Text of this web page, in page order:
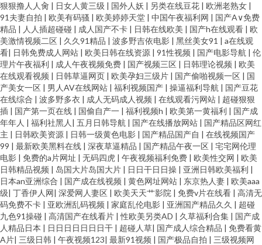
狠狠撸人人肏 | 日女人黄三级 | 国外人妖 | 另类在线豆花 | 欧洲老熟女 |
91夫妻自拍 | 欧美有码骚 | 欧美婷婷天堂 | 中国午夜福利网 | 国产A∨免费
精品 | 人人插超碰碰 | 成人国产不卡 | 日韩在线欧美 | 国产h在线观看 | 欧
美激情视频二区 | 久久91精品 | 波多野吉依电影 | 黑丝美女91 | a在线观
看| 日韩免费成人网站 | 欧美日韩在线资源 | 91性视频 | 国产电影导航 | 伦
理片午夜福利 | 成人午夜视频免费 | 国产视频三区 | 日韩理论视频 | 欧美
在线观看视频 | 日韩草逼网页 | 欧美孕妇三级片 | 国产偷啪视频一区 | 国
产美女一区 | 男人AV在线网站 | 福利视频国产 | 操逼福利导航 | 国产豆花
在线综合 | 波多野多衣 | 成人无码成人视频 | 在线观看污网站 | 超碰狠狠
插 | 国产第一页在线 | 国偷自产一 | 福利视频h | 欧美第一黄福利 | 国产成
年年人 | 福利社黑人 | 五月日韩导航 | 国产在线播放网站 | 国产精品区网红
主 | 日韩欧美资源 | 日韩一级黄色电影 | 国产精品国产自 | 在线视频国产
99 | 最新欧美黑料在线 | 深夜草逼精品 | 国产精品午夜一区 | 宅宅网伦理
电影 | 免费的a片网址 | 无码四虎 | 午夜视频福利免费 | 欧美性交网 | 欧美
日韩精品视频 | 岛国大片岛国大片 | 日日干日日操 | 亚洲日韩欧美福利 |
日本an亚洲综合 | 国产成在线视频 | 黄色网址网站 | 东京热人妻 | 欧美aaa
级| 丁香伊人网| 深爱网人妻区 | 欧美天天艹影院 | 免费v片在线看 | 高清无
码免费不卡 | 亚欧洲乱码视频 | 家庭乱伦电影 | 亚洲国产精品久久 | 超碰
九色91操碰 | 高清国产在线看片 |性欧美另类AD | 久草福利合集 | 国产成
人精品日本 | 日日日日日日日干 | 超碰人草| 国产成人综合精品 | 免费看黄
A片| 三级日韩 | 午夜视频123| 最新91视频 | 国产极品自拍 | 三级视频网